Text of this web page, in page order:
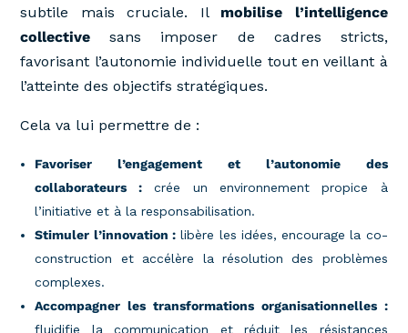
subtile mais cruciale. Il mobilise l’intelligence
collective sans imposer de cadres stricts,
favorisant l’autonomie individuelle tout en veillant à
l’atteinte des objectifs stratégiques.
Cela va lui permettre de :
Favoriser l’engagement et l’autonomie des
collaborateurs :crée un environnement propice à
l’initiative et à la responsabilisation.
Stimuler l’innovation :libère les idées, encourage la co-
construction et accélère la résolution des problèmes
complexes.
Accompagner les transformations organisationnelles :
fluidifie la communication et réduit les résistances